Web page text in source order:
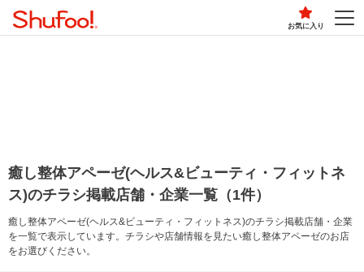
お気に入り
癒し整体アペーゼ(ヘルス&ビューティ・フィットネ
ス)のチラシ掲載店舗・企業一覧（1件）
癒し整体アペーゼ(ヘルス&ビューティ・フィットネス)のチラシ掲載店舗・企業
を一覧で表示しています。チラシや店舗情報を見たい癒し整体アペーゼのお店
をお選びください。